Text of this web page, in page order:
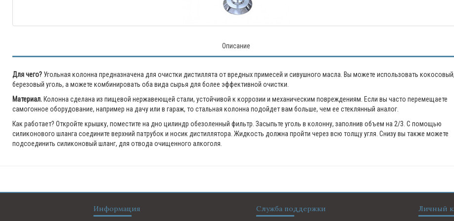
Описание
Для чего? Угольная колонна предназначена для очистки дистиллята от вредных примесей и сивушного масла. Вы можете использовать кокосовый,
березовый уголь, а можете комбинировать оба вида сырья для более эффективной очистки.
Материал. Колонна сделана из пищевой нержавеющей стали, устойчивой к коррозии и механическим повреждениям. Если вы часто перемещаете
самогонное оборудование, например на дачу или в гараж, то стальная колонна подойдет вам больше, чем ее стеклянный аналог.
Как работает? Откройте крышку, поместите на дно цилиндр обезоленный фильтр. Засыпьте уголь в колонну, заполнив объем на 2/3. С помощью
силиконового шланга соедините верхний патрубок и носик дистиллятора. Жидкость должна пройти через всю толщу угля. Снизу вы также можете
подсоединить силиконовый шланг, для отвода очищенного алкоголя.
Информация Служба поддержки Личный